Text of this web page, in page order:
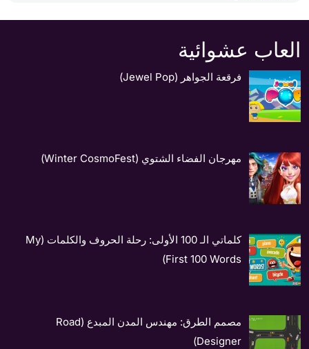
العاب عشوائية
فرقعة الجواهر (Jewel Pop)
مهرجان الفضاء الشتوي (Winter CosmoFest)
كلماتي الـ 100 الأولى: رحلة الحروف والكلمات (My
First 100 Words)
مصمم الطرق: مهندس المدن المبدع (Road
Designer)